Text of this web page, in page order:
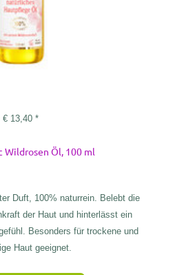
€ 13,40 *
Wildrosen Öl, 100 ml
Duft, 100% naturrein. Belebt die
der Haut und hinterlässt ein
Besonders für trockene und
Haut geeignet.